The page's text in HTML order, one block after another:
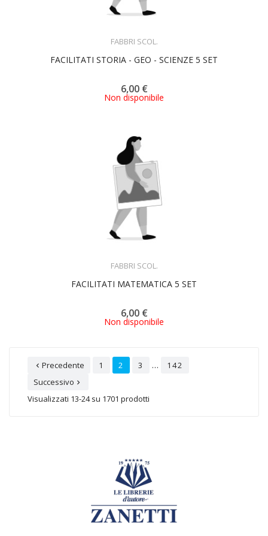
FABBRI SCOL.
FACILITATI STORIA - GEO - SCIENZE 5 SET
6,00 €
Non disponibile
FABBRI SCOL.
FACILITATI MATEMATICA 5 SET
6,00 €
Non disponibile
 Precedente 1 2 3 …
142
Successivo 
Visualizzati 13-24 su 1701 prodotti